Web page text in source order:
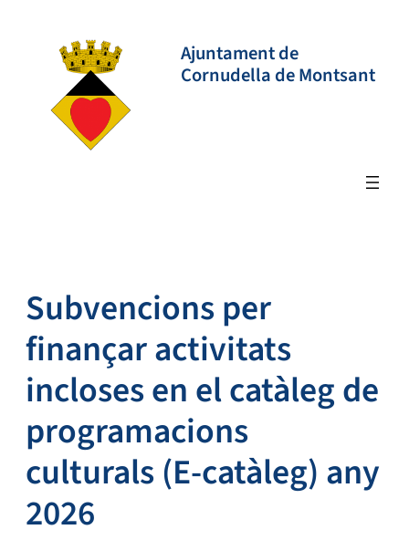
contingut
Ajuntament de
Cornudella de Montsant
Subvencions per
finançar activitats
incloses en el catàleg de
programacions
culturals (E-catàleg) any
2026